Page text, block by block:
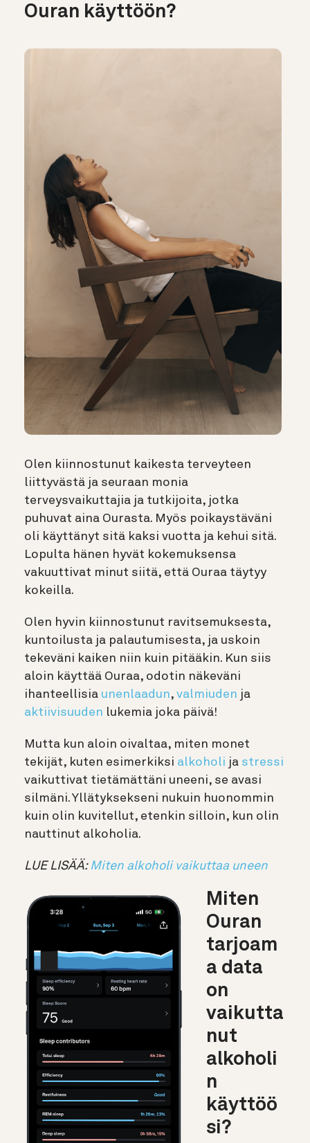
Ouran käyttöön?
Olen kiinnostunut kaikesta terveyteen
liittyvästä ja seuraan monia
terveysvaikuttajia ja tutkijoita, jotka
puhuvat aina Ourasta. Myös poikaystäväni
oli käyttänyt sitä kaksi vuotta ja kehui sitä.
Lopulta hänen hyvät kokemuksensa
vakuuttivat minut siitä, että Ouraa täytyy
kokeilla.
Olen hyvin kiinnostunut ravitsemuksesta,
kuntoilusta ja palautumisesta, ja uskoin
tekeväni kaiken niin kuin pitääkin. Kun siis
aloin käyttää Ouraa, odotin näkeväni
ihanteellisia unenlaadun, valmiuden ja
aktiivisuuden lukemia joka päivä!
Mutta kun aloin oivaltaa, miten monet
tekijät, kuten esimerkiksi alkoholi ja stressi
vaikuttivat tietämättäni uneeni, se avasi
silmäni. Yllätyksekseni nukuin huonommin
kuin olin kuvitellut, etenkin silloin, kun olin
nauttinut alkoholia.
LUE LISÄÄ: Miten alkoholi vaikuttaa uneen
Miten
Ouran
tarjoam
a data
on
vaikutta
nut
alkoholi
n
käyttöö
si?